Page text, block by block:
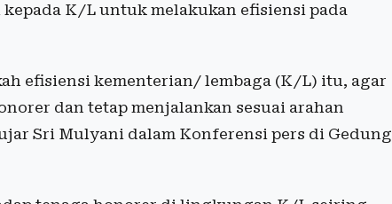
K/L untuk melakukan efisiensi pada
efisiensi kementerian/ lembaga (K/L) itu, agar
dan tetap menjalankan sesuai arahan
Sri Mulyani dalam Konferensi pers di Gedung